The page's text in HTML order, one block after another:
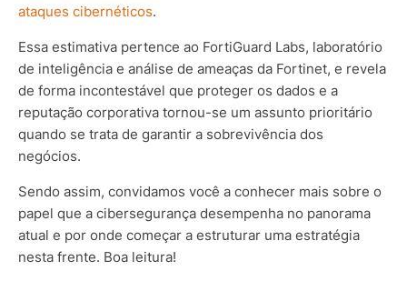
ataques cibernéticos.
Essa estimativa pertence ao FortiGuard Labs, laboratório
de inteligência e análise de ameaças da Fortinet, e revela
de forma incontestável que proteger os dados e a
reputação corporativa tornou-se um assunto prioritário
quando se trata de garantir a sobrevivência dos
negócios.
Sendo assim, convidamos você a conhecer mais sobre o
papel que a cibersegurança desempenha no panorama
atual e por onde começar a estruturar uma estratégia
nesta frente. Boa leitura!